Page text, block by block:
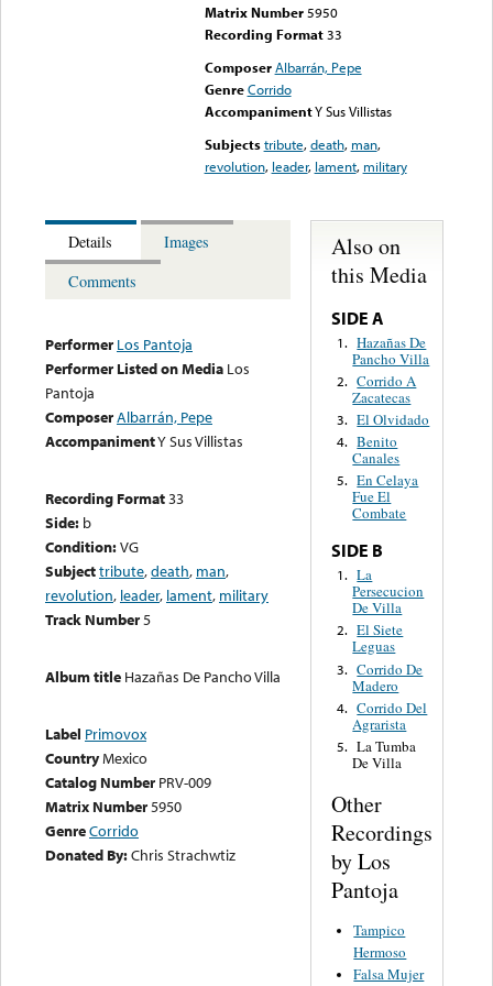
Matrix Number 5950
Recording Format33
Composer Albarrán, Pepe
Genre Corrido
AccompanimentY Sus Villistas
Subjects tribute,death, man,
revolution, leader, lament, military
Details
Images
Comments
Performer Los Pantoja
Performer Listed on Media Los
Pantoja
ComposerAlbarrán, Pepe
AccompanimentY Sus Villistas
Recording Format33
Side: b
Condition:VG
Subjecttribute,death, man,
revolution, leader, lament, military
Track Number5
Album title Hazañas De Pancho Villa
Label Primovox
CountryMexico
Catalog Number PRV-009
Matrix Number5950
GenreCorrido
Donated By:Chris Strachwtiz
Also on
this Media
SIDE A
1. Hazañas De
Pancho Villa
2. Corrido A
Zacatecas
3. El Olvidado
4. Benito
Canales
5. En Celaya
Fue El
Combate
SIDE B
1. La
Persecucion
De Villa
2. El Siete
Leguas
3. Corrido De
Madero
4. Corrido Del
Agrarista
5. La Tumba
De Villa
Other
Recordings
by Los
Pantoja
Tampico
Hermoso
Falsa Mujer